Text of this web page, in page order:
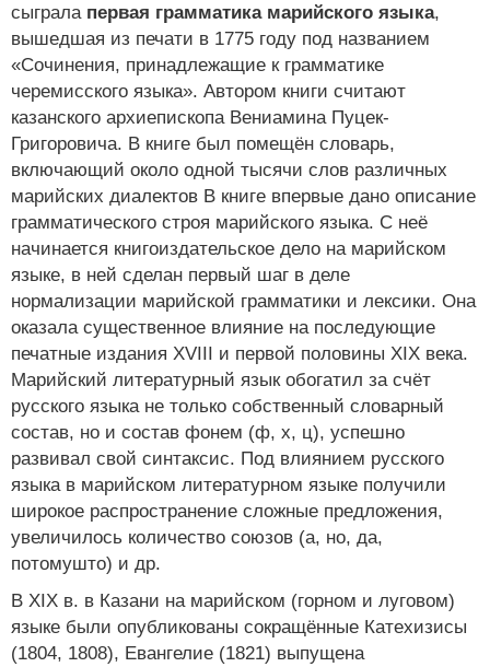
сыграла первая грамматика марийского языка,
вышедшая из печати в 1775 году под названием
«Сочинения, принадлежащие к грамматике
черемисского языка». Автором книги считают
казанского архиепископа Вениамина Пуцек-
Григоровича. В книге был помещён словарь,
включающий около одной тысячи слов различных
марийских диалектов В книге впервые дано описание
грамматического строя марийского языка. С неё
начинается книгоиздательское дело на марийском
языке, в ней сделан первый шаг в деле
нормализации марийской грамматики и лексики. Она
оказала существенное влияние на последующие
печатные издания ХVIII и первой половины ХIХ века.
Марийский литературный язык обогатил за счёт
русского языка не только собственный словарный
состав, но и состав фонем (ф, х, ц), успешно
развивал свой синтаксис. Под влиянием русского
языка в марийском литературном языке получили
широкое распространение сложные предложения,
увеличилось количество союзов (а, но, да,
потомушто) и др.
В XIX в. в Казани на марийском (горном и луговом)
языке были опубликованы сокращённые Катехизисы
(1804, 1808), Евангелие (1821) выпущена